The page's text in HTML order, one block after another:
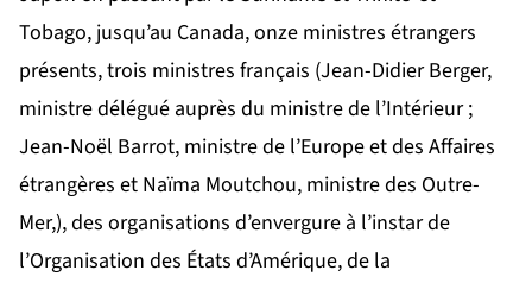
Tobago, jusqu’au Canada, onze ministres étrangers
présents, trois ministres français (Jean-Didier Berger,
ministre délégué auprès du ministre de l’Intérieur;
Jean-Noël Barrot, ministre de l’Europe et des Affaires
étrangères et Naïma Moutchou, ministre des Outre-
Mer,), des organisations d’envergure à l’instar de
l’Organisation des États d’Amérique, de la